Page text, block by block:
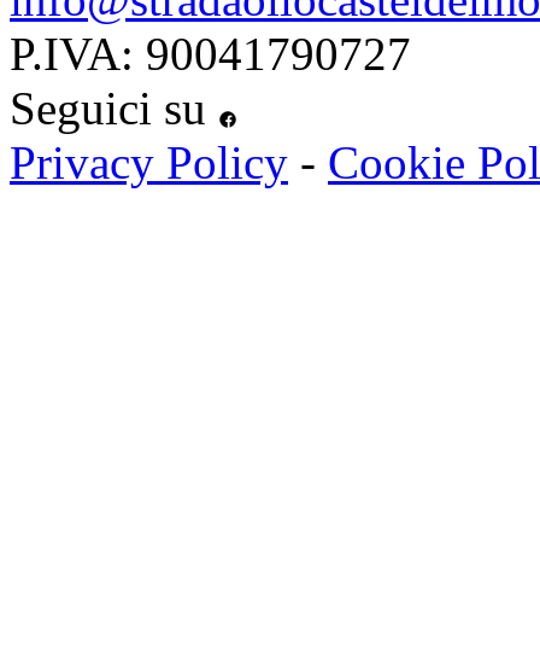
P.IVA: 90041790727
Seguici su
Privacy Policy - Cookie